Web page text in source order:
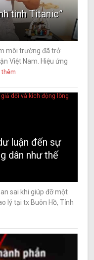
tinh Titanic”
môi trường đã trở
Việt Nam. Hiệu ứng
thêm
luận đến sự
dân như thế
sai khi giúp đỡ một
lý tại tx Buôn Hồ, Tỉnh